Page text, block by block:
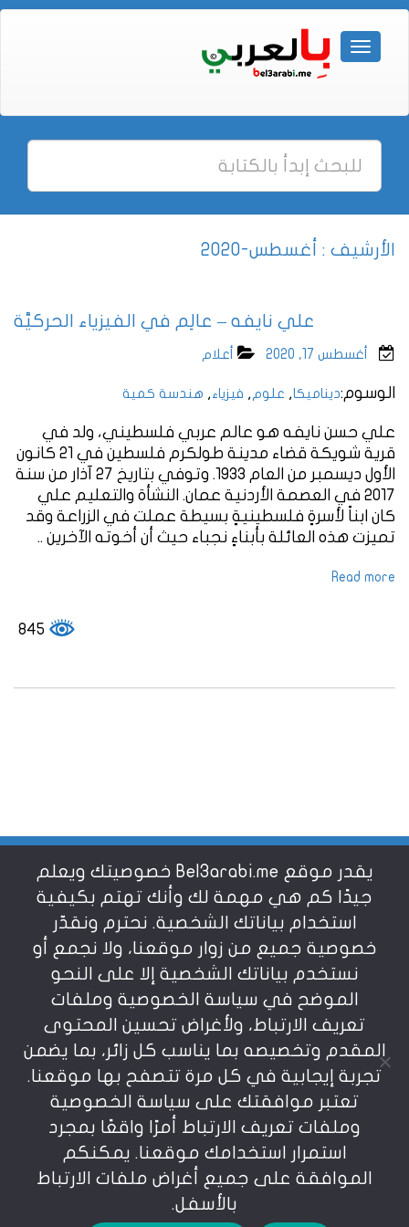
الأرشيف : أغسطس-2020
علي نايفه – عالِم في الفيزياء الحركيَّة
أغسطس 17, 2020 أعلام
الوسوم:ديناميكا, علوم , فيزياء, هندسة كمية
علي حسن نايفه هو عالم عربي فلسطيني، ولد في
قرية شويكة قضاء مدينة طولكرم فلسطين في 21 كانون
الأول ديسمبر من العام 1933. وتوفي بتاريخ 27 آذار من سنة
2017 في العصمة الأردنية عمان. النشأة والتعليم علي
كان ابناً لأسرةٍ فلسطينيةٍ بسيطة عملت في الزراعة وقد
تميزت هذه العائلة بأبناءٍ نجباء حيث أن أخوته الآخرين ..
Read more
شروط الاستخدام
سياسة الخصوصية
عن بالعربي
يمنع نسخ أو إعادة استخدام المواد المنشورة على
موقعنا تحت طائلة المسؤولية، إن أي استخدام أو إعادة
نشر أو إجتزاء بدون اذن خطي مسبق يعد انتهاكاُ لشروط
الإستخدام المعرفة بوضوح في موقعنا. © bel3arabi.me
يقدر موقع Bel3arabi.me خصوصيتك ويعلم
جيدًا كم هي مهمة لك وأنك تهتم بكيفية
استخدام بياناتك الشخصية. نحترم ونقدّر
خصوصية جميع من زوار موقعنا، ولا نجمع أو
نستخدم بياناتك الشخصية إلا على النحو
الموضح في سياسة الخصوصية وملفات
تعريف الارتباط، ولأغراض تحسين المحتوى
المقدم وتخصيصه بما يناسب كل زائر، بما يضمن
تجربة إيجابية في كل مرة تتصفح بها موقعنا.
تعتبر موافقتك على سياسة الخصوصية
وملفات تعريف الارتباط أمرًا واقعًا بمجرد
استمرار استخدامك موقعنا. يمكنكم
الموافقة على جميع أغراض ملفات الارتباط
بالأسفل.